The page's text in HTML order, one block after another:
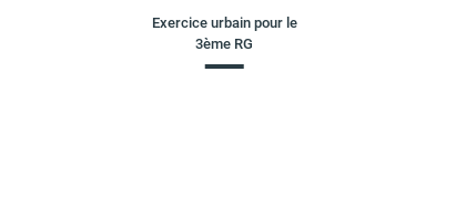
Exercice urbain pour le
3ème RG